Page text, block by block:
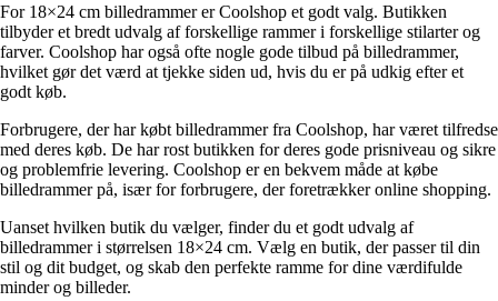
For 18×24 cm billedrammer er Coolshop et godt valg. Butikken
tilbyder et bredt udvalg af forskellige rammer i forskellige stilarter og
farver. Coolshop har også ofte nogle gode tilbud på billedrammer,
hvilket gør det værd at tjekke siden ud, hvis du er på udkig efter et
godt køb.
Forbrugere, der har købt billedrammer fra Coolshop, har været tilfredse
med deres køb. De har rost butikken for deres gode prisniveau og sikre
og problemfrie levering. Coolshop er en bekvem måde at købe
billedrammer på, især for forbrugere, der foretrækker online shopping.
Uanset hvilken butik du vælger, finder du et godt udvalg af
billedrammer i størrelsen 18×24 cm. Vælg en butik, der passer til din
stil og dit budget, og skab den perfekte ramme for dine værdifulde
minder og billeder.